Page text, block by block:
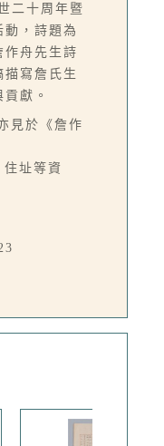
二十周年暨
，詩題為
作舟先生詩
寫詹氏生
獻。
見於《詹作
址等資